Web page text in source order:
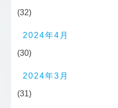
(32)
2024年4月
(30)
2024年3月
(31)